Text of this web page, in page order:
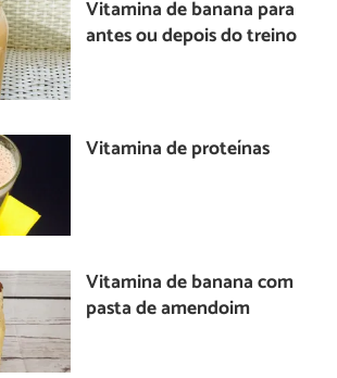
Vitamina de banana para
antes ou depois do treino
Vitamina de proteínas
Vitamina de banana com
pasta de amendoim